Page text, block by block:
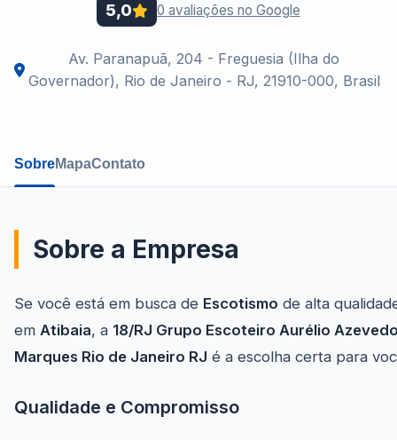
5,0 0 avaliações no Google
Av. Paranapuã, 204 - Freguesia (Ilha do
Governador), Rio de Janeiro - RJ, 21910-000, Brasil
SobreMapaContato
Sobre a Empresa
Se você está em busca de Escotismo de alta
em Atibaia, a 18/RJ Grupo Escoteiro Aurélio
Marques Rio de Janeiro RJ é a escolha certa para
Qualidade e Compromisso